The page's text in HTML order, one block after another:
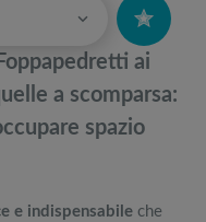
al meglio dei propri
i colori che ci donano
Tapis roulant, cyclette,
nella Black Friday Week
ai
a scomparsa:
spazio
e indispensabile che